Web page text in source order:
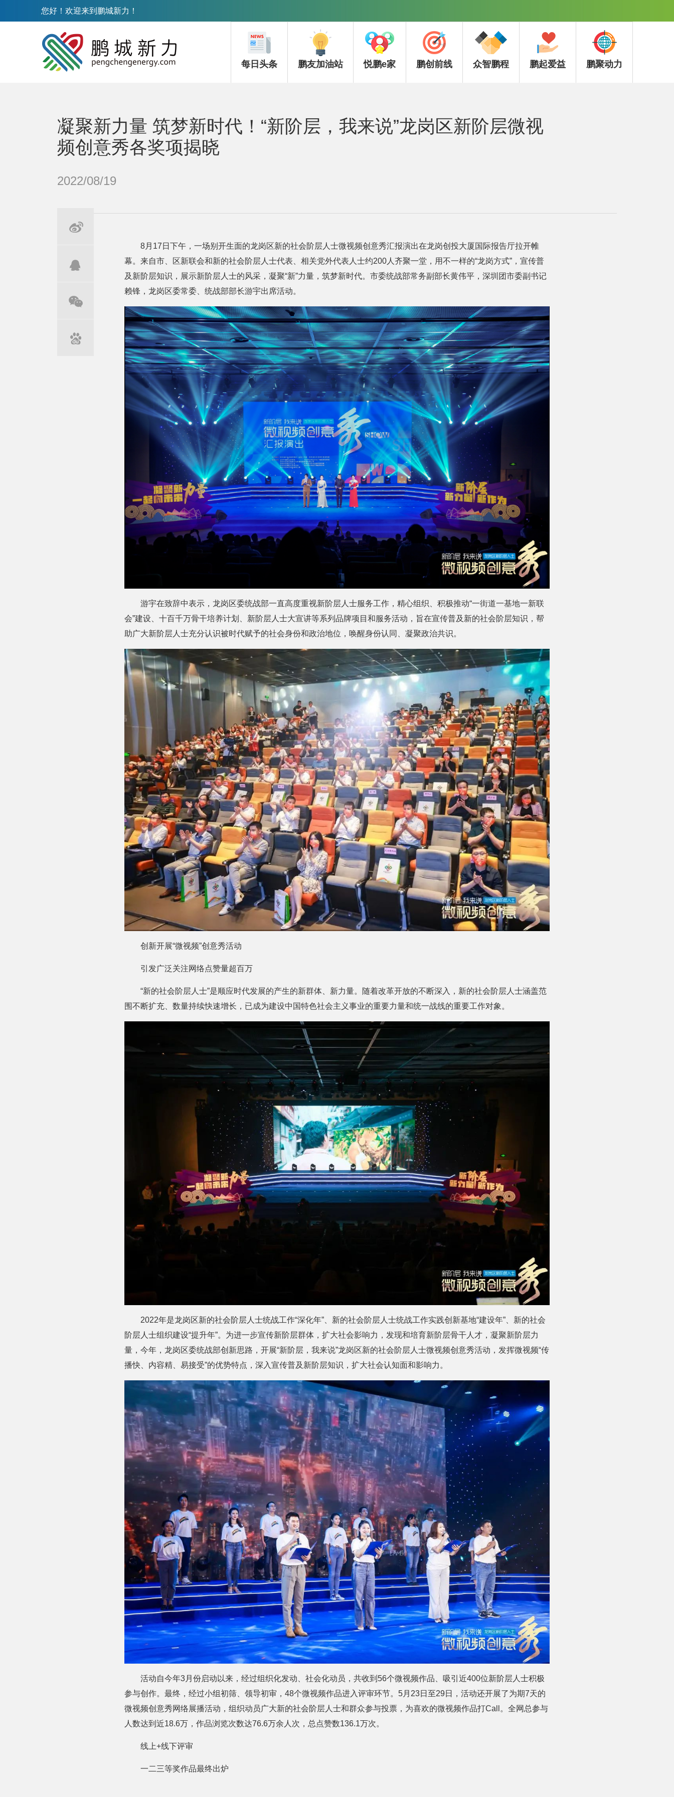
您好！欢迎来到鹏城新力！
每日头条 鹏友加油站 悦鹏e家 鹏创前线 众智鹏程 鹏起爱益 鹏聚动力
凝聚新力量 筑梦新时代！“新阶层，我来说”龙岗区新阶层微视
频创意秀各奖项揭晓
2022/08/19
8月17日下午，一场别开生面的龙岗区新的社会阶层人士微视频创意秀汇报演出在龙岗创投大厦国际报告厅拉开帷
幕。来自市、区新联会和新的社会阶层人士代表、相关党外代表人士约200人齐聚一堂，用不一样的“龙岗方式”，宣传普
及新阶层知识，展示新阶层人士的风采，凝聚“新”力量，筑梦新时代。市委统战部常务副部长黄伟平，深圳团市委副书记
赖锋，龙岗区委常委、统战部部长游宇出席活动。
游宇在致辞中表示，龙岗区委统战部一直高度重视新阶层人士服务工作，精心组织、积极推动“一街道一基地一新联
会”建设、十百千万骨干培养计划、新阶层人士大宣讲等系列品牌项目和服务活动，旨在宣传普及新的社会阶层知识，帮
助广大新阶层人士充分认识被时代赋予的社会身份和政治地位，唤醒身份认同、凝聚政治共识。
创新开展“微视频”创意秀活动
引发广泛关注网络点赞量超百万
“新的社会阶层人士”是顺应时代发展的产生的新群体、新力量。随着改革开放的不断深入，新的社会阶层人士涵盖范
围不断扩充、数量持续快速增长，已成为建设中国特色社会主义事业的重要力量和统一战线的重要工作对象。
2022年是龙岗区新的社会阶层人士统战工作“深化年”、新的社会阶层人士统战工作实践创新基地“建设年”、新的社会
阶层人士组织建设“提升年”。为进一步宣传新阶层群体，扩大社会影响力，发现和培育新阶层骨干人才，凝聚新阶层力
量，今年，龙岗区委统战部创新思路，开展“新阶层，我来说”龙岗区新的社会阶层人士微视频创意秀活动，发挥微视频“传
播快、内容精、易接受”的优势特点，深入宣传普及新阶层知识，扩大社会认知面和影响力。
活动自今年3月份启动以来，经过组织化发动、社会化动员，共收到56个微视频作品、吸引近400位新阶层人士积极
参与创作。最终，经过小组初筛、领导初审，48个微视频作品进入评审环节。5月23日至29日，活动还开展了为期7天的
微视频创意秀网络展播活动，组织动员广大新的社会阶层人士和群众参与投票，为喜欢的微视频作品打Call。全网总参与
人数达到近18.6万，作品浏览次数达76.6万余人次，总点赞数136.1万次。
线上+线下评审
一二三等奖作品最终出炉